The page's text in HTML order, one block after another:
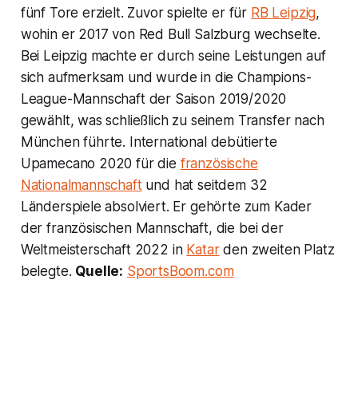
fünf Tore erzielt. Zuvor spielte er für RB Leipzig,
wohin er 2017 von Red Bull Salzburg wechselte.
Bei Leipzig machte er durch seine Leistungen auf
sich aufmerksam und wurde in die Champions-
League-Mannschaft der Saison 2019/2020
gewählt, was schließlich zu seinem Transfer nach
München führte. International debütierte
Upamecano 2020 für die französische
Nationalmannschaftund hat seitdem 32
Länderspiele absolviert. Er gehörte zum Kader
der französischen Mannschaft, die bei der
Weltmeisterschaft 2022 in Katarden zweiten Platz
belegte. Quelle: SportsBoom.com